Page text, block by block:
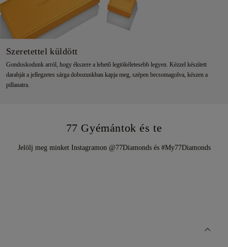
Szeretettel küldött
Gondoskodunk arról, hogy ékszere a lehető legtökéletesebb legyen. Kézzel készített
darabját a jellegzetes sárga dobozunkban kapja meg, szépen becsomagolva, készen a
pillanatra.
77 Gyémántok és te
Jelölj meg minket Instagramon @77Diamonds és #My77Diamonds